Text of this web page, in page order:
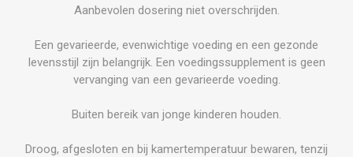
Aanbevolen dosering niet overschrijden.
Een gevarieerde, evenwichtige voeding en een gezonde
levensstijl zijn belangrijk. Een voedingssupplement is geen
vervanging van een gevarieerde voeding.
Buiten bereik van jonge kinderen houden.
Droog, afgesloten en bij kamertemperatuur bewaren, tenzij